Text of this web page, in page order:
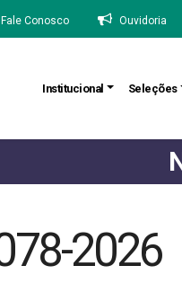
Fale Conosco Ouvidoria
Institucional Seleções
2026